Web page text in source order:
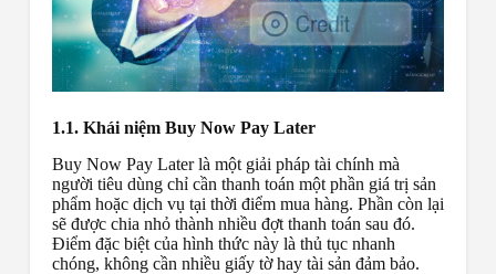
1.1. Khái niệm Buy Now Pay Later
Buy Now Pay Later là một giải pháp tài chính mà
người tiêu dùng chỉ cần thanh toán một phần giá trị sản
phẩm hoặc dịch vụ tại thời điểm mua hàng. Phần còn lại
sẽ được chia nhỏ thành nhiều đợt thanh toán sau đó.
Điểm đặc biệt của hình thức này là thủ tục nhanh
chóng, không cần nhiều giấy tờ hay tài sản đảm bảo.